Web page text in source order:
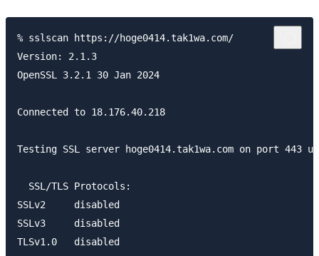
% sslscan https://hoge0414.tak1wa.com/
Version: 2.1.3
OpenSSL 3.2.1 30 Jan 2024
Connected to 18.176.40.218
Testing SSL server hoge0414.tak1wa.com on port 443
  SSL/TLS Protocols:
SSLv2     disabled
SSLv3     disabled
TLSv1.0   disabled